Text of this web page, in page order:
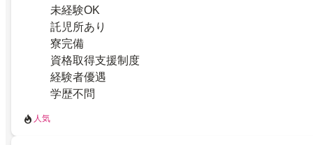
未経験OK
託児所あり
寮完備
資格取得支援制度
経験者優遇
学歴不問
人気